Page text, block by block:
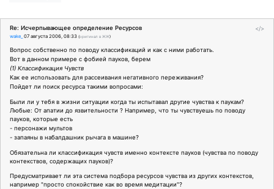
</>
Re: Исчерпывающее определение Ресурсов
wake_ 07 августа 2006, 08:33 (оригинал в ЖЖ)
Вопрос собственно по поводу классификаций и как с ними работать.
Вот в данном примере с фобией пауков, берем
(1) Классификация Чувств
Как ее использовать для рассеивания негативного переживания?
Пойдет ли поиск ресурса такими вопросами:
Были ли у тебя в жизни ситуации когда ты испытавал другие чувства к паукам?
Любые: От апатии до язвительности ? Например, что ты чувствуешь по поводу
пауков, которые есть
- персонажи мультов
- запаяны в набалдашник рычага в машине?
Обязательна ли классификация чувств именно контексте пауков (чувства по поводу
контекствов, содержащих пауков)?
Предусматривает ли эта система подбора ресурсов чувства из других контекстов,
например "просто спокойствие как во время медитации"?